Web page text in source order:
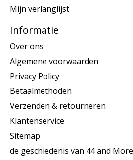
Mijn verlanglijst
Informatie
Over ons
Algemene voorwaarden
Privacy Policy
Betaalmethoden
Verzenden & retourneren
Klantenservice
Sitemap
de geschiedenis van 44 and More